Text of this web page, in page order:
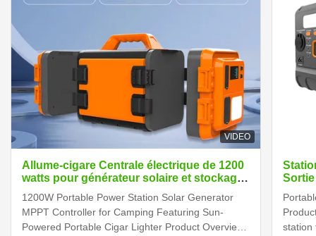
VIDEO
Allume-cigare Centrale électrique de 1200
watts pour générateur solaire et stockage
1200W Portable Power Station Solar Generator
MPPT Controller for Camping Featuring Sun-
Powered Portable Cigar Lighter Product Overview
le
station